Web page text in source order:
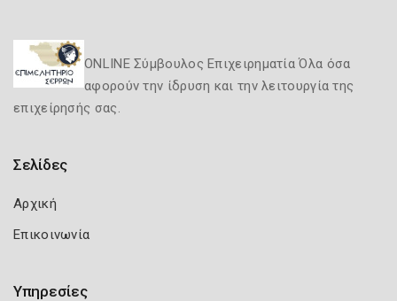
ONLINE Σύμβουλος Επιχειρηματία Όλα όσα
αφορούν την ίδρυση και την λειτουργία της
επιχείρησής σας.
Σελίδες
Αρχική
Επικοινωνία
Υπηρεσίες